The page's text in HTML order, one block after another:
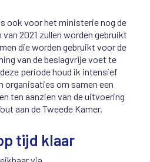
ook voor het ministerie nog de
van 2021 zullen worden gebruikt
die worden gebruikt voor de
van de beslagvrije voet te
periode houd ik intensief
om samen een
ten aanzien van de uitvoering
aan de Tweede Kamer.
tijd klaar